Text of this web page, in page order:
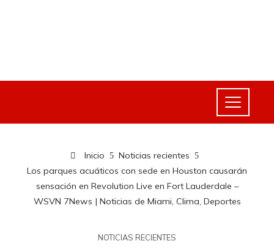
Inicio
Noticias recientes
Los parques acuáticos con sede en Houston causarán
sensación en Revolution Live en Fort Lauderdale –
WSVN 7News | Noticias de Miami, Clima, Deportes
NOTICIAS RECIENTES